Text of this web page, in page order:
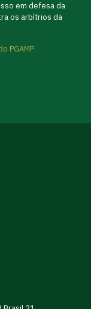
em defesa da
os arbítrios da
PGAMP